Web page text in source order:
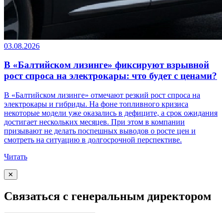
03.08.2026
В «Балтийском лизинге» фиксируют взрывной
рост спроса на электрокары: что будет с ценами?
В «Балтийском лизинге» отмечают резкий рост спроса на
электрокары и гибриды. На фоне топливного кризиса
некоторые модели уже оказались в дефиците, а срок ожидания
достигает нескольких месяцев. При этом в компании
призывают не делать поспешных выводов о росте цен и
смотреть на ситуацию в долгосрочной перспективе.
Читать
✕
Связаться с генеральным директором